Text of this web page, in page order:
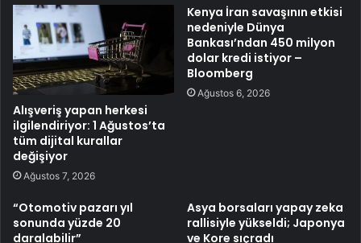
Alışveriş yapan herkesi
ilgilendiriyor: 1 Ağustos’ta
tüm dijital kurallar
değişiyor
Ağustos 7, 2026
Kenya İran savaşının etkisi
nedeniyle Dünya
Bankası’ndan 450 milyon
dolar kredi istiyor –
Bloomberg
Ağustos 6, 2026
“Otomotiv pazarı yıl
sonunda yüzde 20
daralabilir”
Asya borsaları yapay zeka
rallisiyle yükseldi; Japonya
ve Kore sıçradı